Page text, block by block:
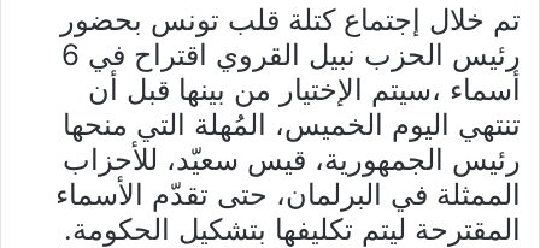
تم خلال إجتماع كتلة قلب تونس بحضور
رئيس الحزب نبيل القروي اقتراح في 6
أسماء ،سيتم الإختيار من بينها قبل أن
تنتهي اليوم الخميس، المُهلة التي منحها
رئيس الجمهورية، قيس سعيّد، للأحزاب
الممثلة في البرلمان، حتى تقدّم الأسماء
المقترحة ليتم تكليفها بتشكيل الحكومة.